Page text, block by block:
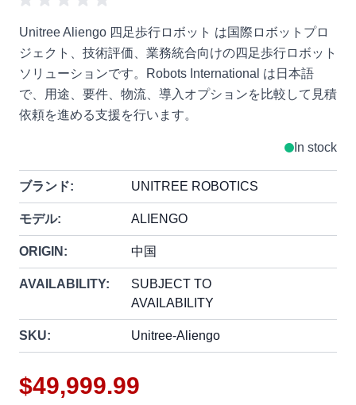
Unitree Aliengo 四足歩行ロボット は国際ロボットプロ
ジェクト、技術評価、業務統合向けの四足歩行ロボット
ソリューションです。Robots International は日本語
で、用途、要件、物流、導入オプションを比較して見積
依頼を進める支援を行います。
In stock
ブランド: UNITREE ROBOTICS
モデル: ALIENGO
ORIGIN: 中国
AVAILABILITY:
SUBJECT TO
AVAILABILITY
SKU: Unitree-Aliengo
$49,999.99